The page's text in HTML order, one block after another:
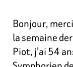
Bonjour,
la semaine
Piot, j’ai 54